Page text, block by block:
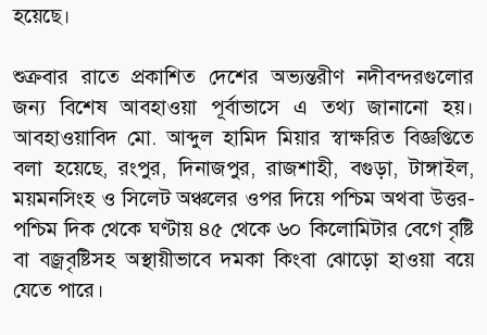
হয়েছে।
শুক্রবার রাতে প্রকাশিত দেশের অভ্যন্তরীণ নদীবন্দরগুলোর
জন্য বিশেষ আবহাওয়া পূর্বাভাসে এ তথ্য জানানো হয়।
আবহাওয়াবিদ মো. আব্দুল হামিদ মিয়ার স্বাক্ষরিত বিজ্ঞপ্তিতে
বলা হয়েছে, রংপুর, দিনাজপুর, রাজশাহী, বগুড়া, টাঙ্গাইল,
ময়মনসিংহ ও সিলেট অঞ্চলের ওপর দিয়ে পশ্চিম অথবা উত্তর-
পশ্চিম দিক থেকে ঘণ্টায় ৪৫ থেকে ৬০ কিলোমিটার বেগে বৃষ্টি
বা বজ্রবৃষ্টিসহ অস্থায়ীভাবে দমকা কিংবা ঝোড়ো হাওয়া বয়ে
যেতে পারে।